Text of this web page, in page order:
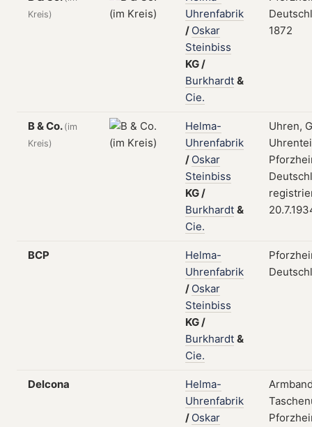
Kreis)
Uhrenfabrik
/ Oskar
Steinbiss
KG/
Burkhardt &
Cie.
1872
B & Co. (im
Kreis)
Helma-
Uhrenfabrik
/ Oskar
Steinbiss
KG/
Burkhardt &
Cie.
Uhren,
BCP
Helma-
Uhrenfabrik
/ Oskar
Steinbiss
KG/
Burkhardt &
Cie.
Delcona
Helma-
Uhrenfabrik
/ Oskar